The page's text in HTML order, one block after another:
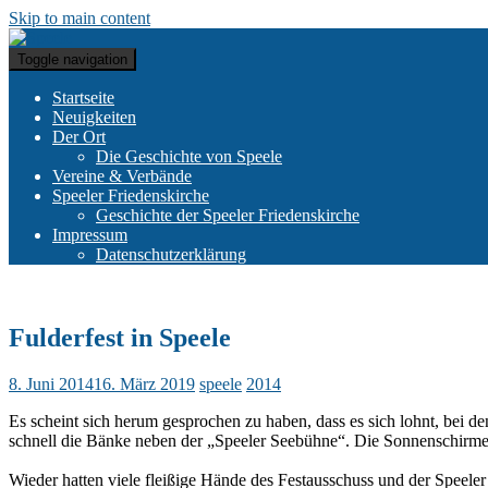
Skip to main content
Toggle navigation
Startseite
Neuigkeiten
Der Ort
Die Geschichte von Speele
Vereine & Verbände
Speeler Friedenskirche
Geschichte der Speeler Friedenskirche
Impressum
Datenschutzerklärung
Fulderfest in Speele
8. Juni 201416. März 2019 speele 2014
Es scheint sich herum gesprochen zu haben, dass es sich lohnt, bei
schnell die Bänke neben der „Speeler Seebühne“. Die
Wieder hatten viele fleißige Hände des Festausschuss und der